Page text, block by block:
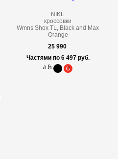
NIKE
кроссовки
Wmns Shox TL, Black and Max
Orange
25 990
Частями по 6 497 руб.